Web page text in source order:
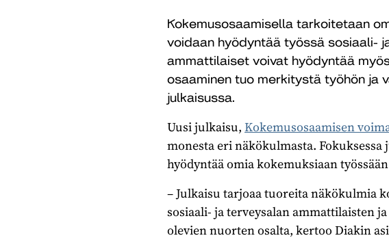
Kokemusosaamisella tarkoitetaan
voidaan hyödyntää työssä sosiaali-
ammattilaiset voivat hyödyntää
osaaminen tuo merkitystä työhön ja
julkaisussa.
Uusi julkaisu, Kokemusosaamisen
monesta eri näkökulmasta.
hyödyntää omia kokemuksiaan
– Julkaisu tarjoaa tuoreita näkökulmia
sosiaali- ja terveysalan ammattilaisten
olevien nuorten osalta, kertoo Diakin